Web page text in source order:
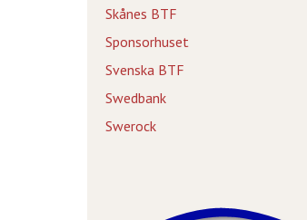
Skånes BTF
Sponsorhuset
Svenska BTF
Swedbank
Swerock